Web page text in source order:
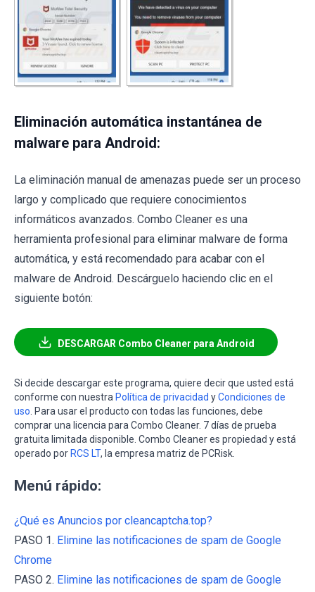
Eliminación automática instantánea de
malware para Android:
La eliminación manual de amenazas puede ser un proceso
largo y complicado que requiere conocimientos
informáticos avanzados. Combo Cleaner es una
herramienta profesional para eliminar malware de forma
automática, y está recomendado para acabar con el
malware de Android. Descárguelo haciendo clic en el
siguiente botón:
DESCARGAR Combo Cleaner para Android
Si decide descargar este programa, quiere decir que usted está
conforme con nuestra Política de privacidad yCondiciones de
uso. Para usar el producto con todas las funciones, debe
comprar una licencia para Combo Cleaner. 7 días de prueba
gratuita limitada disponible. Combo Cleaner es propiedad y está
operado por RCS LT, la empresa matriz de PCRisk.
Menú rápido:
¿Qué es Anuncios por cleancaptcha.top?
PASO 1. Elimine las notificaciones de spam de Google
Chrome
PASO 2. Elimine las notificaciones de spam de Google